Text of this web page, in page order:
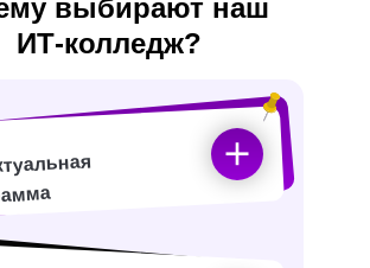
выбирают наш
ИТ-колледж?